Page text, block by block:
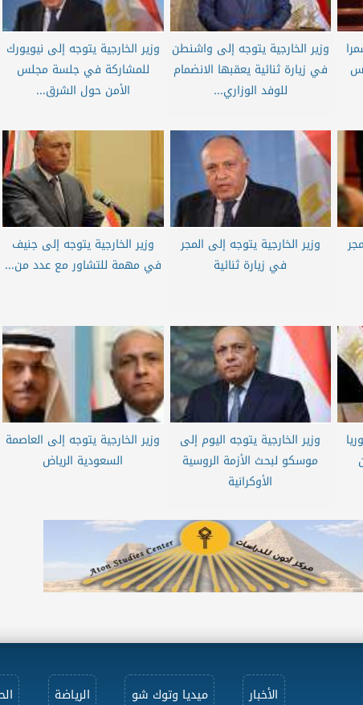
وزير الخارجية يتوجه إلى واشنطن
في زيارة ثنائية يعقبها الانضمام
للوفد الوزاري...
وزير الخارجية يتوجه إلى نيويورك
للمشاركة في جلسة مجلس
الأمن حول الشرق...
وزير الخارجية يتوجه إلى المجر
في زيارة ثنائية
وزير الخارجية يتوجه إلى جنيف
في مهمة للتشاور مع عدد من...
وزير الخارجية يتوجه اليوم إلى
موسكو لبحث الأزمة الروسية
الأوكرانية
وزير الخارجية يتوجه إلى العاصمة
السعودية الرياض
الأخبار ميديا وتوك شو الرياضة